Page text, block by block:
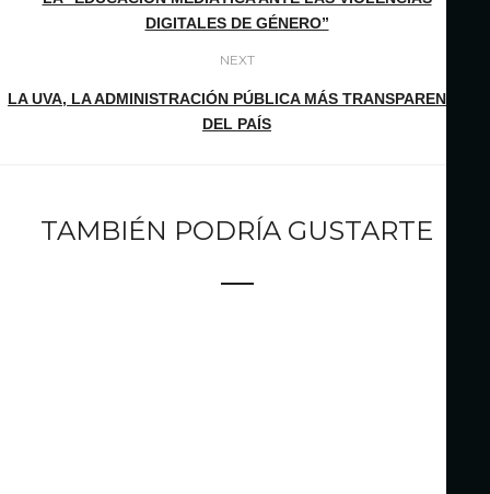
DIGITALES DE GÉNERO”
NEXT
LA UVA, LA ADMINISTRACIÓN PÚBLICA MÁS TRANSPARENTE
DEL PAÍS
TAMBIÉN PODRÍA GUSTARTE